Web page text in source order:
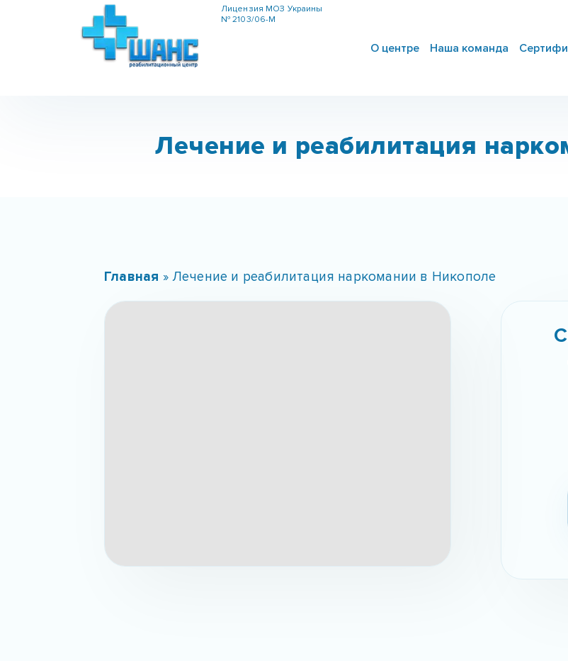
Лицензия МОЗ Украины
№ 2103/06-М
О центре Наша команда
Лечение и реабилитация
Главная » Лечение и реабилитация наркомании в Никополе